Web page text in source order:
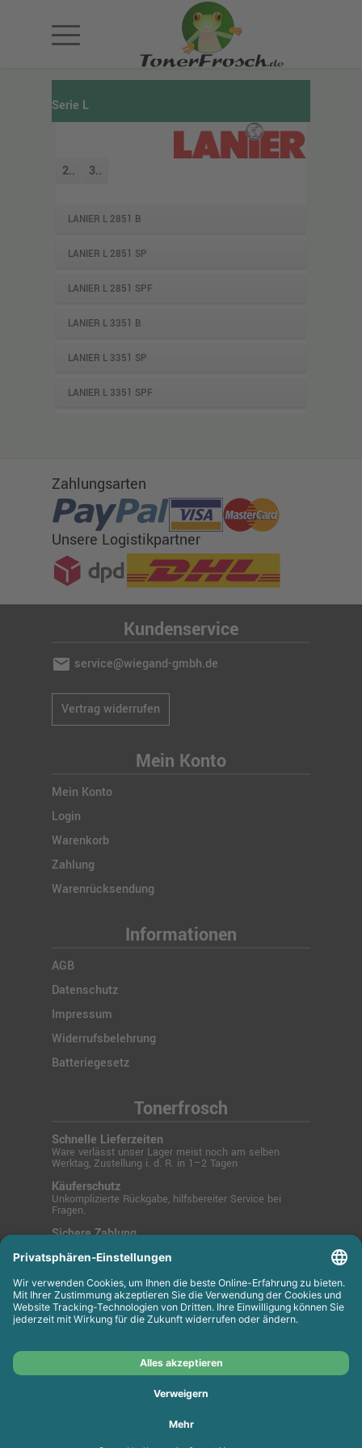
Serie L
2.. 3..
LANIER L 2851 B
LANIER L 2851 SP
LANIER L 2851 SPF
LANIER L 3351 B
LANIER L 3351 SP
LANIER L 3351 SPF
Zahlungsarten
Unsere Logistikpartner
Kundenservice
mail service@wiegand-gmbh.de
Vertrag widerrufen
Mein Konto
Mein Konto
Login
Warenkorb
Zahlung
Warenrücksendung
Informationen
AGB
Datenschutz
Impressum
Widerrufsbelehrung
Batteriegesetz
Tonerfrosch
Schnelle Lieferzeiten
Ware verlässt unser Lager meist noch am selben
Werktag, Zustellung i. d. R. in 1–2 Tagen
Käuferschutz
Unkomplizierte Rückgabe, hilfsbereiter Service bei
Fragen.
Sichere Zahlung
oder Rechnung.
© 2025 Tonerfrosch.de - Zuverlässige Drucklösungen
für Büro und Zuhause